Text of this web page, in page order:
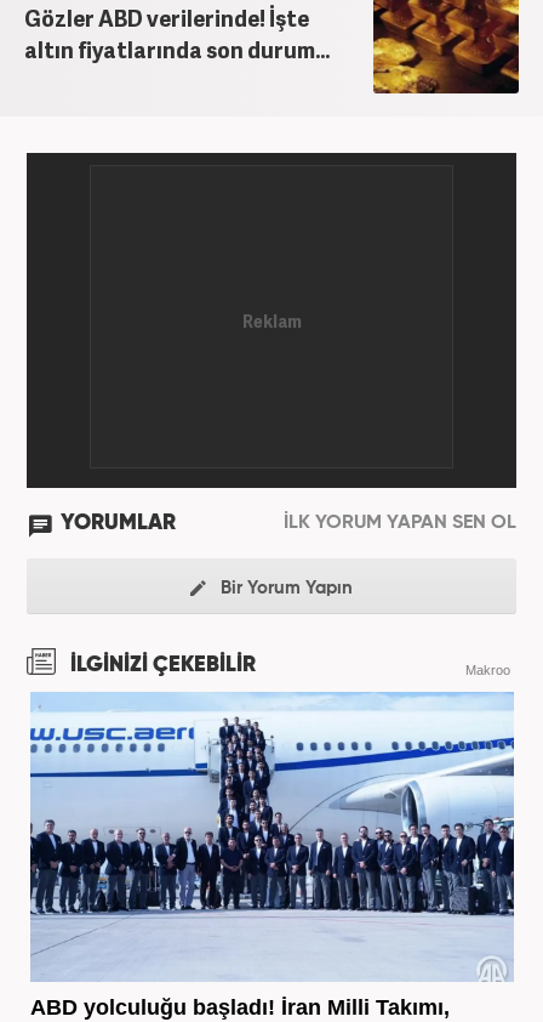
Gözler ABD verilerinde! İşte
altın fiyatlarında son durum...
YORUMLAR İLK YORUM YAPAN SEN OL
Bir Yorum Yapın
İLGİNİZİ ÇEKEBİLİR Makroo
ABD yolculuğu başladı! İran Milli Takımı,